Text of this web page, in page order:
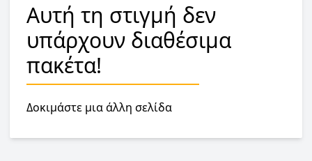
Αυτή τη στιγμή δεν
υπάρχουν διαθέσιμα
πακέτα!
Δοκιμάστε μια άλλη σελίδα